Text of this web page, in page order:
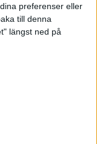
preferenser eller
till denna
längst ned på
tar